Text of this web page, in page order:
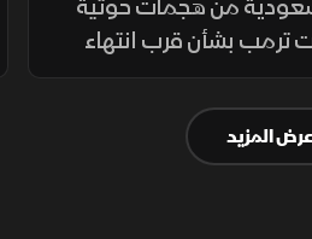
ترمب بشأن قرب انتهاء
دمشق على مواصلة
خارج سلطة الدولة،
في جرمانا.عرض المزيد